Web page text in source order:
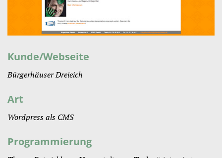
Kunde/Webseite
Bürgerhäuser Dreieich
Art
Wordpress als CMS
Programmierung